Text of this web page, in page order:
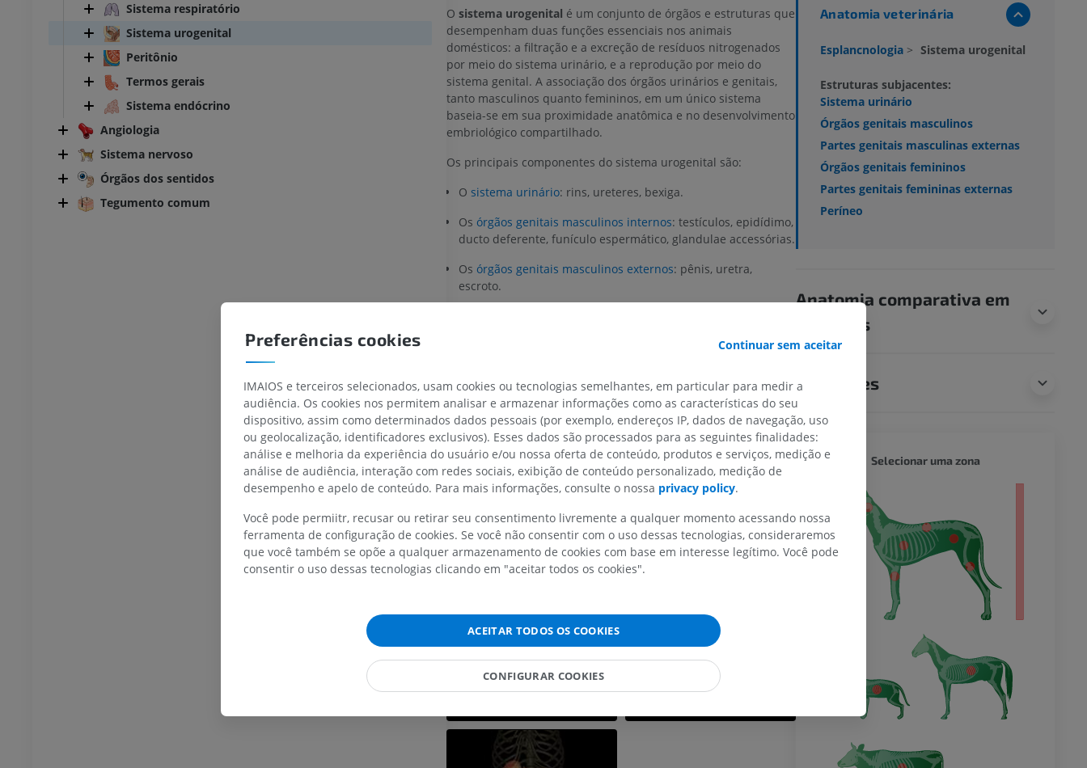
Sistema respiratório
Sistema urogenital
Peritônio
Termos gerais
Sistema endócrino
Angiologia
Sistema nervoso
Órgãos dos sentidos
Tegumento comum
O sistema urogenital é um conjunto de órgãos e estruturas que
desempenham duas funções essenciais nos animais
domésticos: a filtração e a excreção de resíduos nitrogenados
por meio do sistema urinário, e a reprodução por meio do
sistema genital. A associação dos órgãos urinários e genitais,
tanto masculinos quanto femininos, em um único sistema
baseia-se em sua proximidade anatômica e no desenvolvimento
embriológico compartilhado.
Os principais componentes do sistema urogenital são:
O sistema urinário: rins, ureteres, bexiga.
Os órgãos genitais masculinos internos: testículos, epidídimo,
ducto deferente, funículo espermático, glandulae accessórias.
Os órgãos genitais masculinos externos: pênis, uretra,
escroto.
clitóris, uretra.
Operíneo.
A tradução está incorreta? RELATAR
Galeria
Anatomia veterinária
Esplancnologia > Sistema urogenital
Estruturas subjacentes:
Sistema urinário
Órgãos genitais masculinos
Partes genitais masculinas externas
Órgãos genitais femininos
Partes genitais femininas externas
Períneo
Anatomia comparativa em
humanos
Traduções
Bovino - Anatomia geral
Ilustrações
Bovino - Osteologia
CAVALO
Ilustrações
PREMIUM
Cavalo - Osteologia
Cavalo - carpo
TC
Cavalo – Miologia
CAMUNDONGO
Camundongo - Corpo inteiro
TC
GRÁTIS
Selecionar uma zona
Preferências cookies Continuar sem aceitar
IMAIOS e terceiros selecionados, usam cookies ou tecnologias semelhantes, em particular para medir a
audiência. Os cookies nos permitem analisar e armazenar informações como as características do seu
dispositivo, assim como determinados dados pessoais (por exemplo, endereços IP, dados de navegação, uso
ou geolocalização, identificadores exclusivos). Esses dados são processados para as seguintes finalidades:
análise e melhoria da experiência do usuário e/ou nossa oferta de conteúdo, produtos e serviços, medição e
análise de audiência, interação com redes sociais, exibição de conteúdo personalizado, medição de
desempenho e apelo de conteúdo. Para mais informações, consulte o nossa privacy policy.
Você pode permiitr, recusar ou retirar seu consentimento livremente a qualquer momento acessando nossa
ferramenta de configuração de cookies. Se você não consentir com o uso dessas tecnologias, consideraremos
que você também se opõe a qualquer armazenamento de cookies com base em interesse legítimo. Você pode
consentir o uso dessas tecnologias clicando em "aceitar todos os cookies".
ACEITAR TODOS OS COOKIES
CONFIGURAR COOKIES